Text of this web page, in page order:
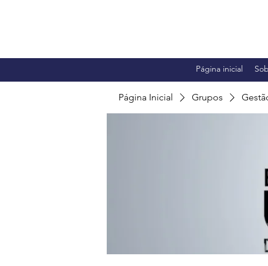
Página inicial
Página Inicial Grupos